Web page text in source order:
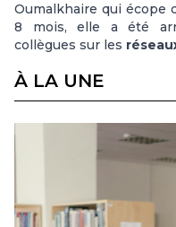
Oumalkhaire qui écope
8 mois, elle a été
collègues sur les
À LA UNE